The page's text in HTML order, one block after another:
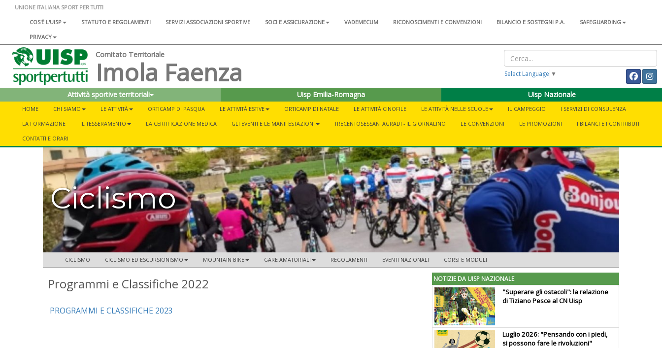
UNIONE ITALIANA SPORT PER TUTTI
COS'È L'UISP
STATUTO E REGOLAMENTI SERVIZI ASSOCIAZIONI SPORTIVE SOCI E ASSICURAZIONE VADEMECUM RICONOSCIMENTI E CONVENZIONI BILANCIO E SOSTEGNI P.A.
SAFEGUARDING
PRIVACY
Comitato Territoriale
Imola Faenza Select Language ▼
Attività sportive territoriali Uisp Emilia-Romagna Uisp Nazionale
HOME CHI SIAMO LE ATTIVITÀ ORTICAMP DI PASQUA LE ATTIVITÀ ESTIVE ORTICAMP DI NATALE LE ATTIVITÀ CINOFILE LE ATTIVITÀ NELLE SCUOLE IL CAMPEGGIO
I SERVIZI DI CONSULENZA
LA FORMAZIONE
IL TESSERAMENTO LA CERTIFICAZIONE MEDICA GLI EVENTI E LE MANIFESTAZIONI TRECENTOSESSANTAGRADI - IL GIORNALINO LE CONVENZIONI LE PROMOZIONI
I BILANCI E I CONTRIBUTI
CONTATTI E ORARI
Ciclismo
CICLISMO CICLISMO ED ESCURSIONISMO MOUNTAIN BIKE GARE AMATORIALI REGOLAMENTI EVENTI NAZIONALI CORSI E MODULI
Programmi e Classifiche 2022
PROGRAMMI E CLASSIFICHE 2023
NOTIZIE DA UISP NAZIONALE
"Superare gli ostacoli": la relazione
di Tiziano Pesce al CN Uisp
Luglio 2026: "Pensando con i piedi,
si possono fare le rivoluzioni"